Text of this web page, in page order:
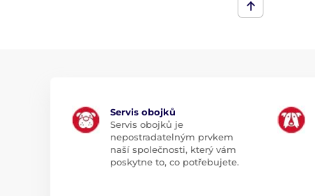
Servis obojků
Servis obojků je
nepostradatelným prvkem
naší společnosti, který vám
poskytne to, co potřebujete.